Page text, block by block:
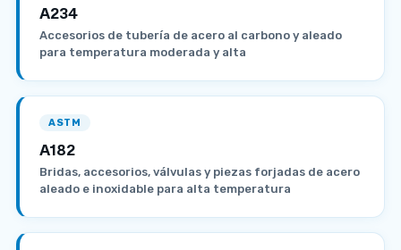
A234
Accesorios de tubería de acero al carbono y aleado
para temperatura moderada y alta
ASTM
A182
Bridas, accesorios, válvulas y piezas forjadas de acero
aleado e inoxidable para alta temperatura